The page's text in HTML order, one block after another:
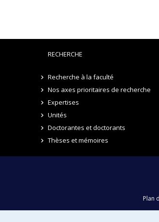
alors de « chantier-spectacle ».
RECHERCHE
Recherche à la faculté
Nos axes prioritaires de recherche
Expertises
Unités
Doctorantes et doctorants
Thèses et mémoires
Plan